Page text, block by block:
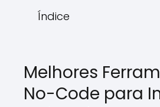
Índice
Melhores
No-Code para